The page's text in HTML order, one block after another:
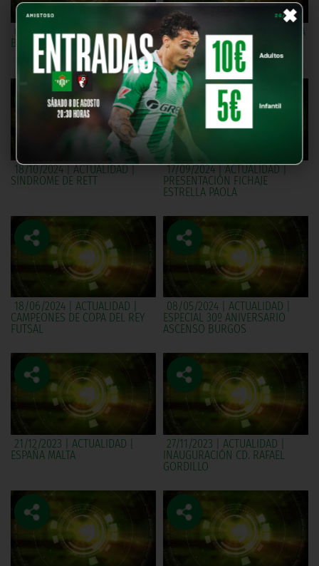
×
09/11/2024 | REGATA SEVILLA -
BETIS
25/10/2024 | UNIDOS POR UNA
PASIÓN | PEÑA BÉTICA EL
FONTANAL
18/10/2024 | ACTUALIDAD |
SINDROME DE RETT
17/09/2024 | ACTUALIDAD |
PRESENTACIÓN FICHAJE
ESTRELLA PAOLA
18/06/2024 | ACTUALIDAD |
CAMPEONES DE COPA DEL REY
FUTSAL
08/05/2024 | ACTUALIDAD |
ESPECIAL 30º ANIVERSARIO
ASCENSO BURGOS
21/12/2023 | ACTUALIDAD |
ESPAÑA MALTA
27/11/2023 | ACTUALIDAD |
INAUGURACIÓN CD. RAFAEL
GORDILLO